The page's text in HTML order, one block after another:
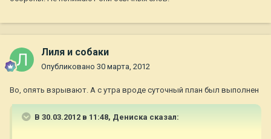
Лиля и собаки
Опубликовано 30 марта, 2012
Во, опять взрывают. А с утра вроде суточный план был выполнен
В 30.03.2012 в 11:48, Дениска сказал: